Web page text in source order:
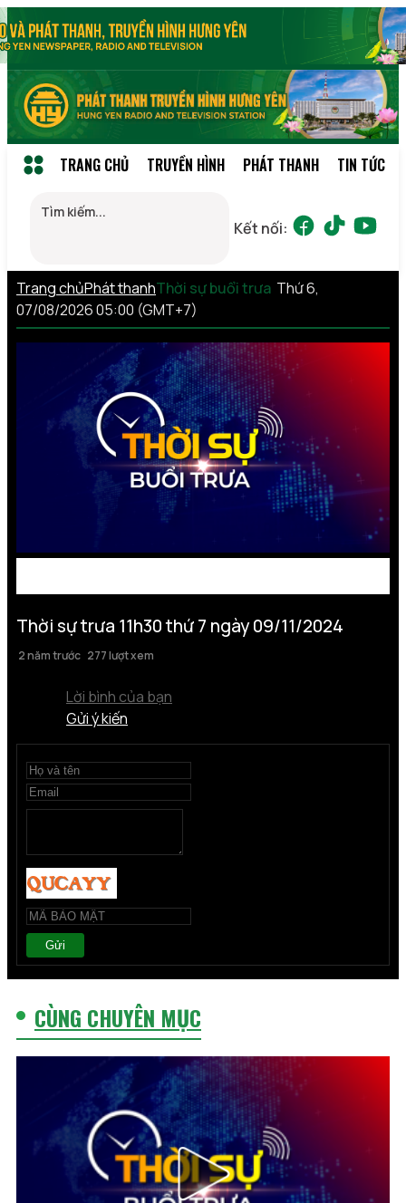
TRANG CHỦ TRUYỀN HÌNH PHÁT THANH TIN TỨC
Kết nối:
Trang chủPhát thanhThời sự buổi trưa Thứ 6,
07/08/2026 05:00 (GMT+7)
Thời sự trưa 11h30 thứ 7 ngày 09/11/2024
2 năm trước 277 lượt xem
Lời bình của bạn
Gửi ý kiến
Gửi
CÙNG CHUYÊN MỤC